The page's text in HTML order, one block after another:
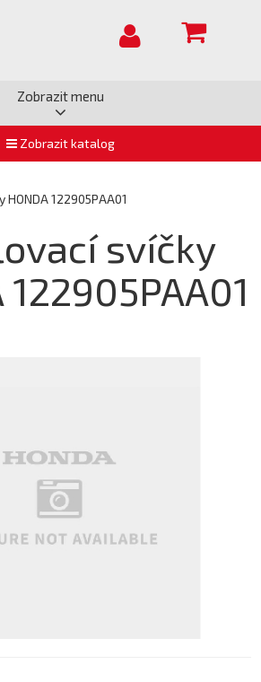
Zobrazit menu
Zobrazit katalog
122905PAA01
svíčky
122905PAA01